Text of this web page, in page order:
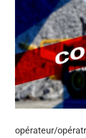
l&apos;image
opérateur/